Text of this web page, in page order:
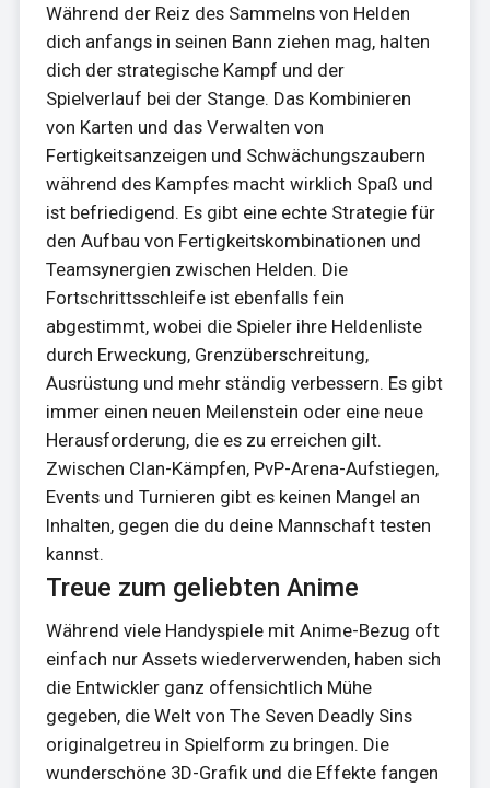
Während der Reiz des Sammelns von Helden
dich anfangs in seinen Bann ziehen mag, halten
dich der strategische Kampf und der
Spielverlauf bei der Stange. Das Kombinieren
von Karten und das Verwalten von
Fertigkeitsanzeigen und Schwächungszaubern
während des Kampfes macht wirklich Spaß und
ist befriedigend. Es gibt eine echte Strategie für
den Aufbau von Fertigkeitskombinationen und
Teamsynergien zwischen Helden. Die
Fortschrittsschleife ist ebenfalls fein
abgestimmt, wobei die Spieler ihre Heldenliste
durch Erweckung, Grenzüberschreitung,
Ausrüstung und mehr ständig verbessern. Es gibt
immer einen neuen Meilenstein oder eine neue
Herausforderung, die es zu erreichen gilt.
Zwischen Clan-Kämpfen, PvP-Arena-Aufstiegen,
Events und Turnieren gibt es keinen Mangel an
Inhalten, gegen die du deine Mannschaft testen
kannst.
Treue zum geliebten Anime
Während viele Handyspiele mit Anime-Bezug oft
einfach nur Assets wiederverwenden, haben sich
die Entwickler ganz offensichtlich Mühe
gegeben, die Welt von The Seven Deadly Sins
originalgetreu in Spielform zu bringen. Die
wunderschöne 3D-Grafik und die Effekte fangen